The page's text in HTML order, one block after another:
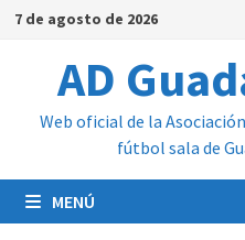
Saltar
contenido
7 de agosto de 2026
AD
Web oficial de la
fútbol sala de
MENÚ